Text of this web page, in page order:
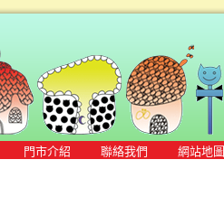
門市介紹 聯絡我們 網站地圖